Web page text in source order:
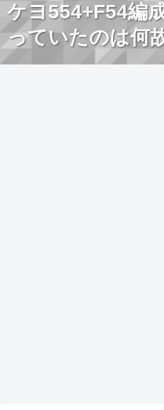
ケヨ554+F54編
っていたのは何